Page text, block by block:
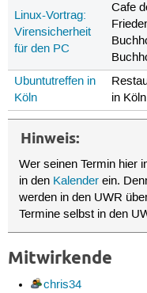
Linux-Vortrag:
Virensicherheit
für den PC
Cafe
Ubuntutreffen in
Köln
in Köln
Hinweis:
Wer seinen Termin hier
in den Kalender ein.
werden in den UWR
Termine selbst in den
Mitwirkende
chris34